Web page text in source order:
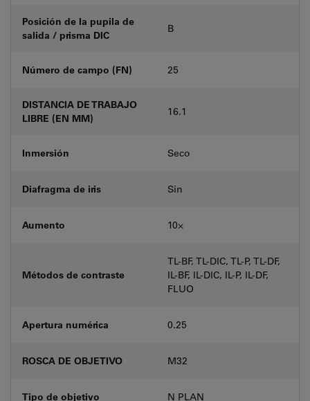
Posición de la pupila de
salida / prisma DIC
B
Número de campo (FN) 25
DISTANCIA DE TRABAJO
LIBRE (EN MM)
16.1
Inmersión Seco
Diafragma de iris Sin
Aumento 10⨉
Métodos de contraste
TL-BF, TL-DIC, TL-P, TL-DF,
IL-BF, IL-DIC, IL-P, IL-DF,
FLUO
Apertura numérica 0.25
ROSCA DE OBJETIVO M32
Tipo de objetivo N PLAN